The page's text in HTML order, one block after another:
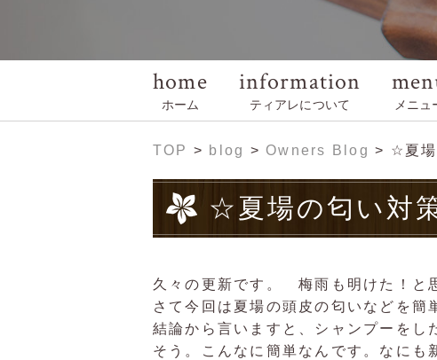
home
ホーム
information
ティアレについて メニュ
TOP > blog > Owners Blog > ☆夏
☆夏場の匂い対
久々の更新です。 梅雨も明けた！と
さて今回は夏場の頭皮の匂いなどを簡
結論から言いますと、シャンプーを
そう。こんなに簡単なんです。なにも